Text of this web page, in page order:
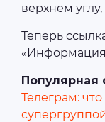
верхнем
Теперь
Популярная
Телеграм: что